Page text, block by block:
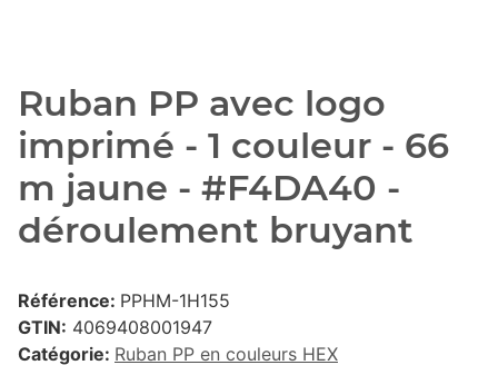
Ruban PP avec logo
imprimé - 1 couleur - 66
m jaune - #F4DA40 -
déroulement bruyant
Référence: PPHM-1H155
GTIN: 4069408001947
Catégorie: Ruban PP en couleurs HEX